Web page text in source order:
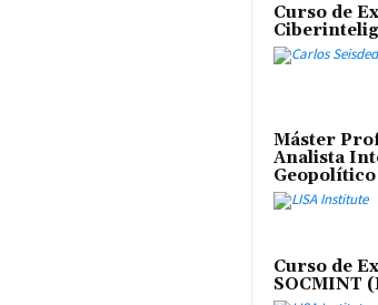
Curso de
Máster
Analista
Geopolítico
Curso de
SOCMINT